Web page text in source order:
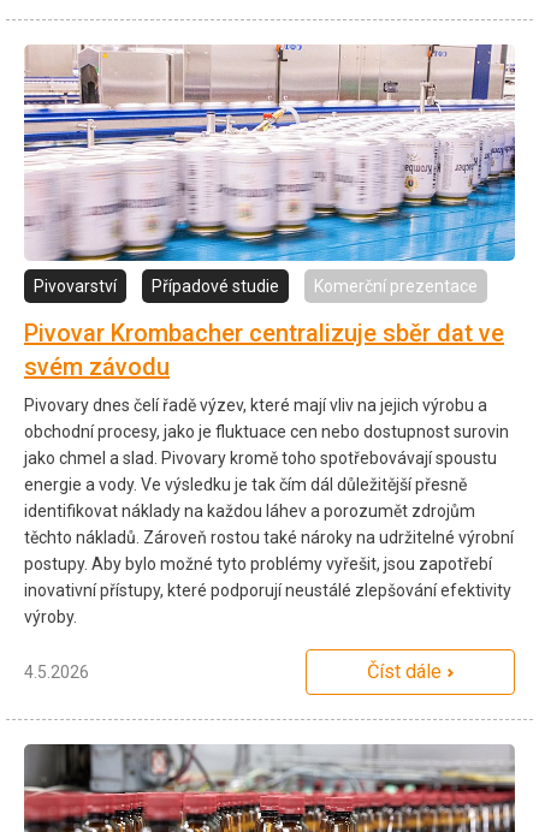
Pivovarství Případové studie Komerční prezentace
Pivovar Krombacher centralizuje sběr dat ve
svém závodu
Pivovary dnes čelí řadě výzev, které mají vliv na jejich výrobu a
obchodní procesy, jako je fluktuace cen nebo dostupnost surovin
jako chmel a slad. Pivovary kromě toho spotřebovávají spoustu
energie a vody. Ve výsledku je tak čím dál důležitější přesně
identifikovat náklady na každou láhev a porozumět zdrojům
těchto nákladů. Zároveň rostou také nároky na udržitelné výrobní
postupy. Aby bylo možné tyto problémy vyřešit, jsou zapotřebí
inovativní přístupy, které podporují neustálé zlepšování efektivity
výroby.
4.5.2026 Číst dále